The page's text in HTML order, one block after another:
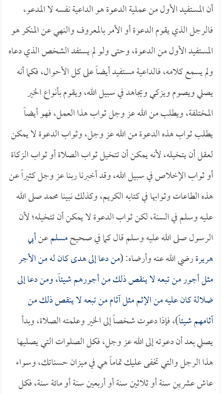
أن المستفيد الأول من عملية الدعوة هو الداعية نفسه لا المدعو،
فالرجل الذي يقوم الدعوة أو الأمر بالمعروف والنهي عن المنكر هو
المستفيد الأول من الدعوة، وحتى ولو لم يستفد الشخص الذي دعاه
ولم يسمع كلامه، فالداعية مستفيد أيضاً على كل الأحوال، فكما أنه
يصلي ويصوم ويزكي ويجاهد في سبيل الله، ويقوم بأنواع الخير
المختلفة، ويطلب من الله عز وجل ثواب هذا العمل، فهو أيضاً
يطلب ثواب هذه الدعوة من الله عز وجل، وثواب الدعوة لا يمكن
لعقل أن يتخيله، لأنه يمكن أن تتخيل ثواب الصلاة أو ثواب الزكاة
أو ثواب الإخلاص في سبيل الله، وقد أخبرنا ربنا عز وجل كثيراً عن
هذه الطاعات وثوابها في كتابه الكريم، وكذلك نبينا محمد صلى الله
عليه وسلم في السنة، لكن ثواب الدعوة لا يمكن أن تتخيله؛ لأن
الرسول صلى الله عليه وسلم قال كما في صحيحمسلمعنأبي
هريرةرضي الله عنه وأرضاه: (من دعا إلى هدى كان له من الأجر
مثل أجور من تبعه لا ينقص ذلك من أجورهم شيئاً، ومن دعا إلى
ضلالة كان عليه من الإثم مثل آثام من تبعه لا ينقص ذلك من
آثامهم شيئاً)، فإذا دعوت شخصاً إلى الخير وعلمته الصلاة، وبدأ
يصلي بعد أن دعوته إلى الله عز وجل، فكل الصلوات التي يصليها
هذا الرجل والتي تخفى عليك تماماً هي في ميزان حسناتك، وسواء
عاش عشرين سنة أو ثلاثين سنة أو أربعين سنة أو مائة سنة، فكل